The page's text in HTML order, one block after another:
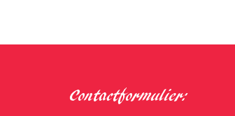
Contactformulier: